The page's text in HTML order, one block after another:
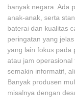
banyak negara. Ada
anak-anak, serta
baterai dan kualitas
peringatan yang
yang lain fokus pada
atau jam operasional
semakin informatif,
Banyak produsen
misalnya dengan